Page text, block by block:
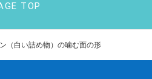
TOP
（白い詰め物）の噛む面の形